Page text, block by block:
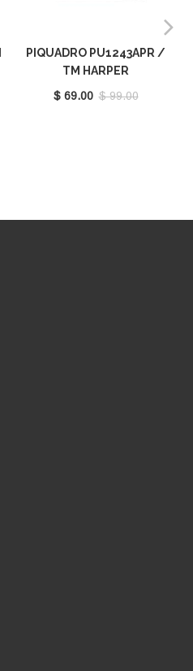
PIQUADRO PU1243APR /
TM HARPER
$ 69.00 $ 99.00